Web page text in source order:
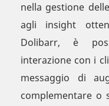
nella gestione
agli insight
Dolibarr, è
interazione con i
messaggio di
complementare o